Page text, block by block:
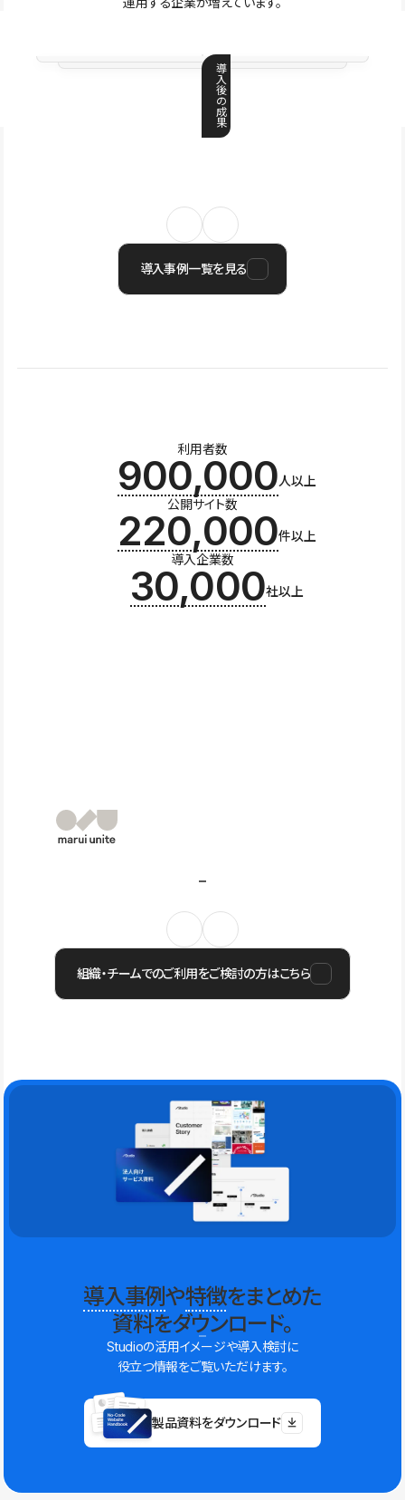
導
入
後
の
成
果
導入事例一覧を見る
利用者数
900,000人以上
公開サイト数
220,000件以上
導入企業数
30,000社以上
組織・チームでのご利用をご検討の方はこちら
導入事例や特徴をまとめた
資料をダウンロード。
Studioの活用イメージや導入検討に
役立つ情報をご覧いただけます。
製品資料をダウンロード